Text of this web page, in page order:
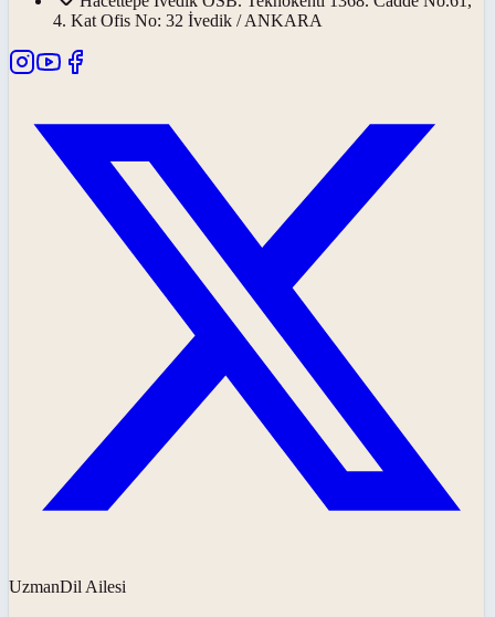
4. Kat Ofis No: 32 İvedik / ANKARA
UzmanDil Ailesi